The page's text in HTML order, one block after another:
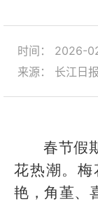
时间： 2026-
来源： 长江日报
春节假
花热潮。梅
艳，角堇、